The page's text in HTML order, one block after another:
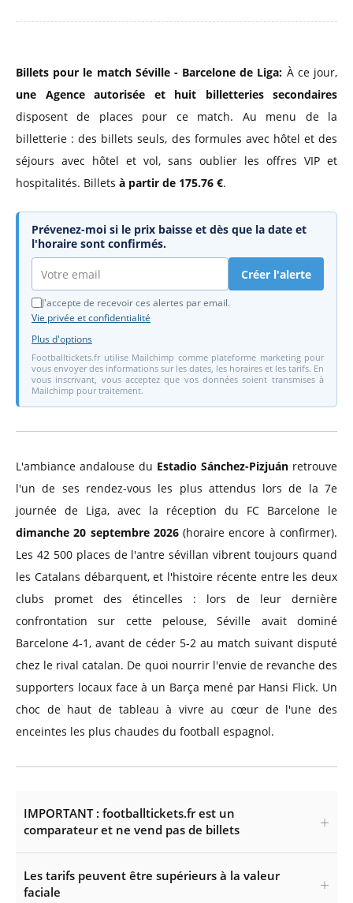
Billets pour le match Séville - Barcelone de Liga: À ce jour,
une Agence autorisée et huit billetteries secondaires
disposent de places pour ce match. Au menu de la
billetterie : des billets seuls, des formules avec hôtel et des
séjours avec hôtel et vol, sans oublier les offres VIP et
hospitalités. Billets à partir de 175.76 €.
Prévenez-moi si le prix baisse et dès que la date et
l'horaire sont confirmés.
Créer l'alerte
J'accepte de recevoir ces alertes par email.
Vie privée et confidentialité
Plus d'options
Footballtickets.fr utilise Mailchimp comme plateforme marketing pour
vous envoyer des informations sur les dates, les horaires et les tarifs. En
vous inscrivant, vous acceptez que vos données soient transmises à
Mailchimp pour traitement.
L'ambiance andalouse du Estadio Sánchez-Pizjuán retrouve
l'un de ses rendez-vous les plus attendus lors de la 7e
journée de Liga, avec la réception du FC Barcelone le
dimanche 20 septembre 2026(horaire encore à confirmer).
Les 42 500 places de l'antre sévillan vibrent toujours quand
les Catalans débarquent, et l'histoire récente entre les deux
clubs promet des étincelles : lors de leur dernière
confrontation sur cette pelouse, Séville avait dominé
Barcelone 4-1, avant de céder 5-2 au match suivant disputé
chez le rival catalan. De quoi nourrir l'envie de revanche des
supporters locaux face à un Barça mené par Hansi Flick. Un
choc de haut de tableau à vivre au cœur de l'une des
enceintes les plus chaudes du football espagnol.
IMPORTANT : footballtickets.fr est un
comparateur et ne vend pas de billets
Les tarifs peuvent être supérieurs à la valeur
faciale